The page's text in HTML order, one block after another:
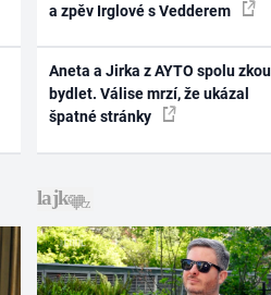
a zpěv Irglové s Vedderem
Aneta a Jirka z AYTO spolu
bydlet. Válise mrzí, že ukázal
špatné stránky